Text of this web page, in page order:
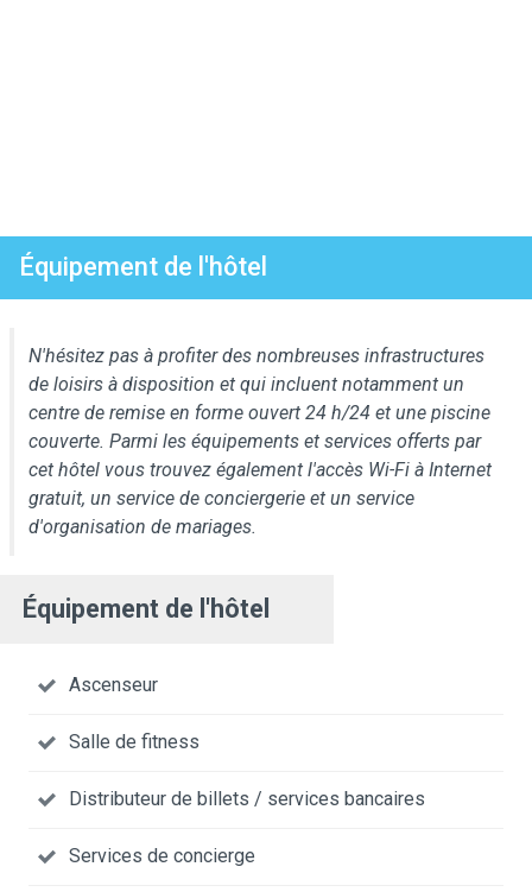
Équipement de l'hôtel
N'hésitez pas à profiter des nombreuses infrastructures
de loisirs à disposition et qui incluent notamment un
centre de remise en forme ouvert 24 h/24 et une piscine
couverte. Parmi les équipements et services offerts par
cet hôtel vous trouvez également l'accès Wi-Fi à Internet
gratuit, un service de conciergerie et un service
d'organisation de mariages.
Équipement de l'hôtel
Ascenseur
Salle de fitness
Distributeur de billets / services bancaires
Services de concierge